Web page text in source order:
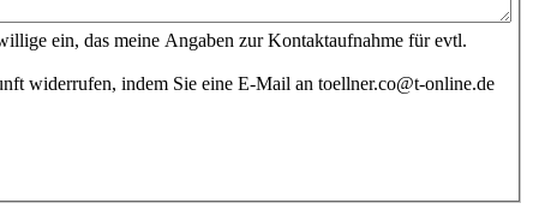
ein, das meine Angaben zur Kontaktaufnahme für evtl.
widerrufen, indem Sie eine E-Mail an toellner.co@t-online.de